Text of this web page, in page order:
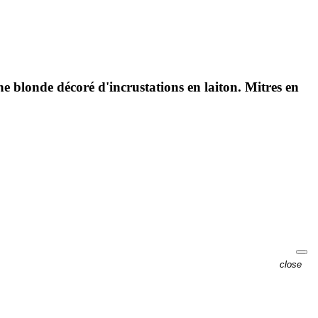
décoré d'incrustations en laiton. Mitres en
close